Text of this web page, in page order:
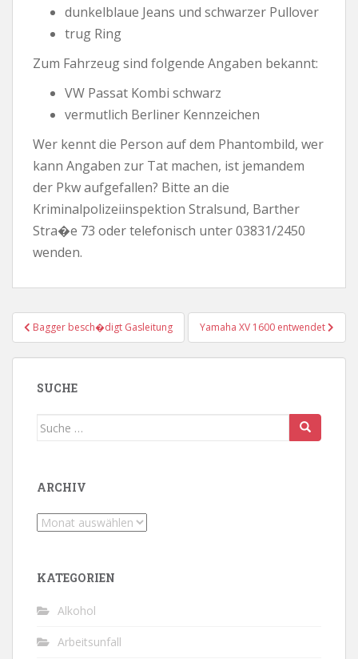
dunkelblaue Jeans und schwarzer Pullover
trug Ring
Zum Fahrzeug sind folgende Angaben bekannt:
VW Passat Kombi schwarz
vermutlich Berliner Kennzeichen
Wer kennt die Person auf dem Phantombild, wer
kann Angaben zur Tat machen, ist jemandem
der Pkw aufgefallen? Bitte an die
Kriminalpolizeiinspektion Stralsund, Barther
Stra�e 73 oder telefonisch unter 03831/2450
wenden.
Beitragsnavigation
Bagger besch�digt Gasleitung Yamaha XV 1600 entwendet
SUCHE
Suche
ARCHIV
Archiv
KATEGORIEN
Alkohol
Arbeitsunfall